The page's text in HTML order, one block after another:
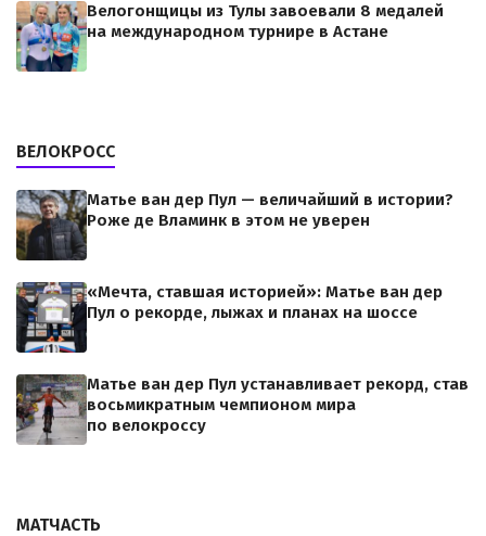
Велогонщицы из Тулы завоевали 8 медалей
на международном турнире в Астане
ВЕЛОКРОСС
Матье ван дер Пул — величайший в истории?
Роже де Вламинк в этом не уверен
«Мечта, ставшая историей»: Матье ван дер
Пул о рекорде, лыжах и планах на шоссе
Матье ван дер Пул устанавливает рекорд, став
восьмикратным чемпионом мира
по велокроссу
МАТЧАСТЬ